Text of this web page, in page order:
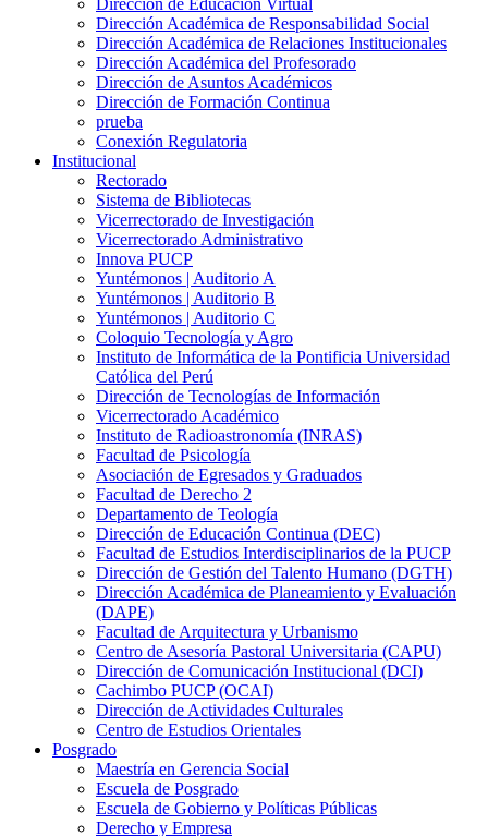
Dirección de Educación Virtual
Dirección Académica de Responsabilidad Social
Dirección Académica de Relaciones Institucionales
Dirección Académica del Profesorado
Dirección de Asuntos Académicos
Dirección de Formación Continua
prueba
Conexión Regulatoria
Institucional
Rectorado
Sistema de Bibliotecas
Vicerrectorado de Investigación
Vicerrectorado Administrativo
Innova PUCP
Yuntémonos | Auditorio A
Yuntémonos | Auditorio B
Yuntémonos | Auditorio C
Coloquio Tecnología y Agro
Instituto de Informática de la Pontificia Universidad
Católica del Perú
Dirección de Tecnologías de Información
Vicerrectorado Académico
Instituto de Radioastronomía (INRAS)
Facultad de Psicología
Asociación de Egresados y Graduados
Facultad de Derecho 2
Departamento de Teología
Dirección de Educación Continua (DEC)
Facultad de Estudios Interdisciplinarios de la PUCP
Dirección de Gestión del Talento Humano (DGTH)
Dirección Académica de Planeamiento y Evaluación
(DAPE)
Facultad de Arquitectura y Urbanismo
Centro de Asesoría Pastoral Universitaria (CAPU)
Dirección de Comunicación Institucional (DCI)
Cachimbo PUCP (OCAI)
Dirección de Actividades Culturales
Centro de Estudios Orientales
Posgrado
Maestría en Gerencia Social
Escuela de Posgrado
Escuela de Gobierno y Políticas Públicas
Derecho y Empresa